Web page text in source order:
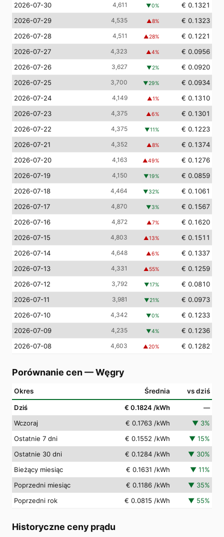
2026-07-30 4,611 ▼0%
€ 0.1321
2026-07-29
4,535 ▲8%
€ 0.1323
2026-07-28
4,511 ▲28%
€ 0.1221
2026-07-27
4,323 ▲4%
€ 0.0956
2026-07-26
3,627 ▼2%
€ 0.0920
2026-07-25
3,700 ▼29%
€ 0.0934
2026-07-24
4,149 ▲1%
€ 0.1310
2026-07-23
4,375 ▲6%
€ 0.1301
2026-07-22
4,375 ▼11%
€ 0.1223
2026-07-21
4,352 ▲8%
€ 0.1374
2026-07-20
4,163 ▲49%
€ 0.1276
2026-07-19
4,150 ▼19%
€ 0.0859
2026-07-18
4,464 ▼32%
€ 0.1061
2026-07-17
4,870 ▼3%
€ 0.1567
2026-07-16
4,872 ▲7%
€ 0.1620
2026-07-15
4,803 ▲13%
€ 0.1511
2026-07-14
4,648 ▲6%
€ 0.1337
2026-07-13
4,331 ▲55%
€ 0.1259
2026-07-12
3,792 ▼17%
€ 0.0810
2026-07-11
3,981 ▼21%
€ 0.0973
2026-07-10
4,342 ▼0%
€ 0.1233
2026-07-09
4,235 ▼4%
€ 0.1236
2026-07-08
4,603 ▲20% € 0.1282
Porównanie cen —Węgry
Okres Średnia vs dziś
Dziś € 0.1824 /kWh
—
Wczoraj
€ 0.1763 /kWh ▼ 3%
Ostatnie 7 dni
€ 0.1552 /kWh ▼ 15%
Ostatnie 30 dni
€ 0.1284 /kWh ▼ 30%
Bieżący miesiąc
€ 0.1631 /kWh ▼ 11%
Poprzedni miesiąc
€ 0.1186 /kWh ▼ 35%
Poprzedni rok
€ 0.0815 /kWh ▼ 55%
Historyczne ceny prądu